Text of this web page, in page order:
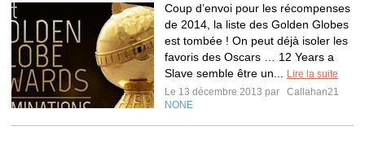
Coup d’envoi pour les récompenses
de 2014, la liste des Golden Globes
est tombée ! On peut déjà isoler les
favoris des Oscars … 12 Years a
Slave semble être un...
Lire la suite
Le 13 décembre 2013 par
Callahan21
NONE